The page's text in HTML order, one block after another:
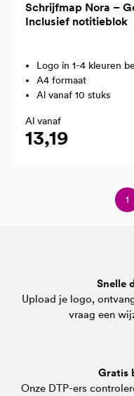
Schrijfmap Nora –
Inclusief notitieblok
Logo in 1-4 kleuren
A4 formaat
Al vanaf 10 stuks
Al vanaf
13,19
1
Snelle
Upload je logo,
vraag een
Gratis
Onze DTP-ers